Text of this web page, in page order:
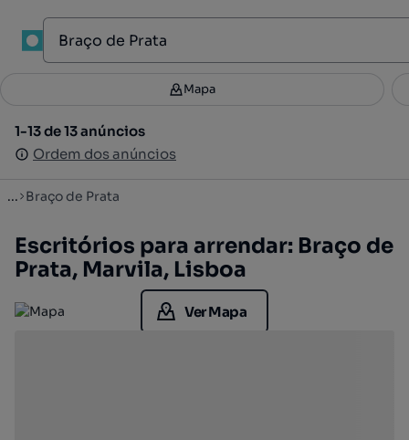
Filtros 4
1-13 de 13 anúncios
Ordem dos anúncios
Mapa
1-13 de 13 anúncios
Ordem dos anúncios
... Braço de Prata
Escritórios para arrendar: Braço de
Prata, Marvila, Lisboa
Ver Mapa